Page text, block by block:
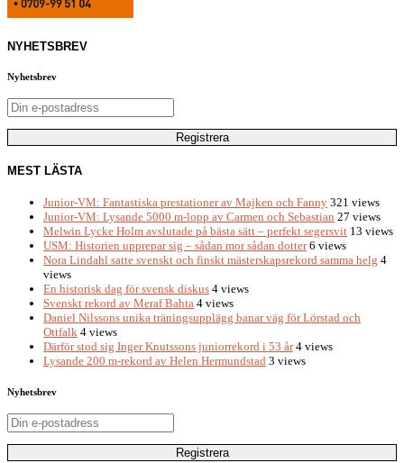
NYHETSBREV
Nyhetsbrev
MEST LÄSTA
Junior-VM: Fantastiska prestationer av Majken och Fanny 321 views
Junior-VM: Lysande 5000 m-lopp av Carmen och Sebastian 27 views
Melwin Lycke Holm avslutade på bästa sätt – perfekt segersvit 13 views
USM: Historien upprepar sig – sådan mor sådan dotter 6 views
Nora Lindahl satte svenskt och finskt mästerskapsrekord samma helg 4
views
En historisk dag för svensk diskus 4 views
Svenskt rekord av Meraf Bahta 4 views
Daniel Nilssons unika träningsupplägg banar väg för Lörstad och
Ottfalk 4 views
Därför stod sig Inger Knutssons juniorrekord i 53 år 4 views
Lysande 200 m-rekord av Helen Hermundstad 3 views
Nyhetsbrev